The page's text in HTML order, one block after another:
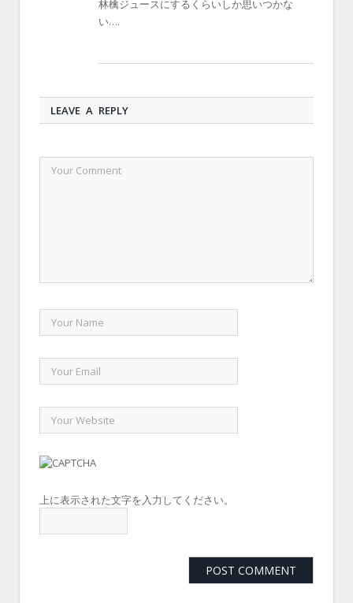
林檎ジュースにするくらいしか思いつかな
い….
LEAVE A REPLY
上に表示された文字を入力してください。